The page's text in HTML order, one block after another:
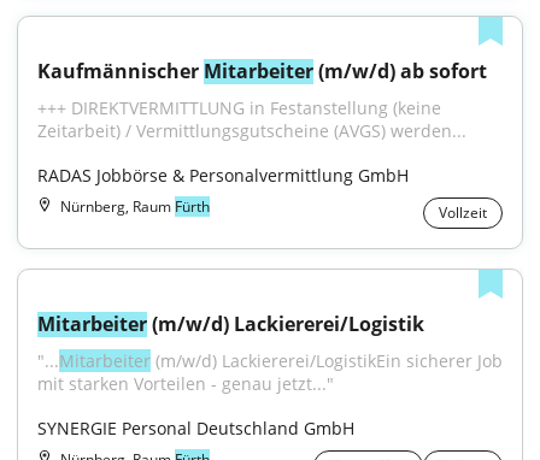
Kaufmännischer Mitarbeiter (m/w/d) ab sofort
+++ DIREKTVERMITTLUNG in Festanstellung (keine
Zeitarbeit) / Vermittlungsgutscheine (AVGS) werden...
RADAS Jobbörse & Personalvermittlung GmbH
Nürnberg, Raum Fürth Vollzeit
Mitarbeiter (m/w/d) Lackiererei/Logistik
"...Mitarbeiter (m/w/d) Lackiererei/LogistikEin sicherer Job
mit starken Vorteilen - genau jetzt..."
SYNERGIE Personal Deutschland GmbH